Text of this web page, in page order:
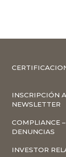
INSCRIPCIÓN A
NEWSLETTER
COMPLIANCE –
DENUNCIAS
INVESTOR